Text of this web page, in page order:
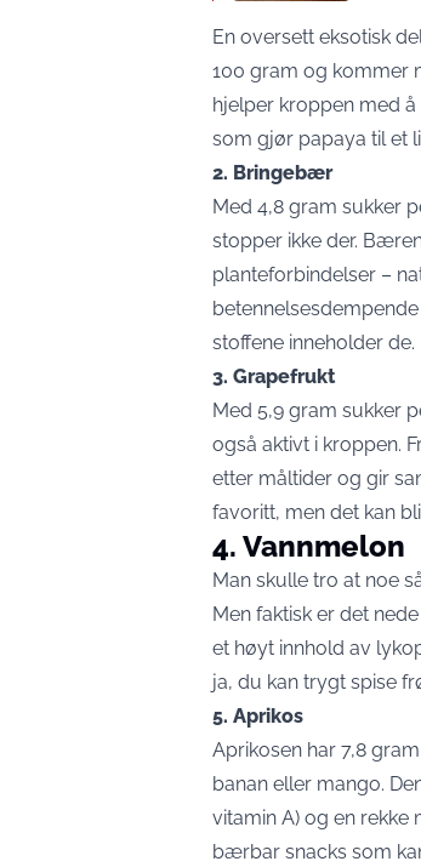
En oversett eksotisk
100 gram og kommer
hjelper kroppen med
som gjør papaya til et
2. Bringebær
Med 4,8 gram sukker
stopper ikke der.
planteforbindelser –
stoffene inneholder de.
3. Grapefrukt
Med 5,9 gram sukker
også aktivt i kroppen.
etter måltider og gir
favoritt, men det kan
4. Vannmelon
Man skulle tro at noe
Men faktisk er det
et høyt innhold av
ja, du kan trygt spise
5. Aprikos
Aprikosen har 7,8
banan eller mango.
vitamin A) og en rekke
bærbar snacks som